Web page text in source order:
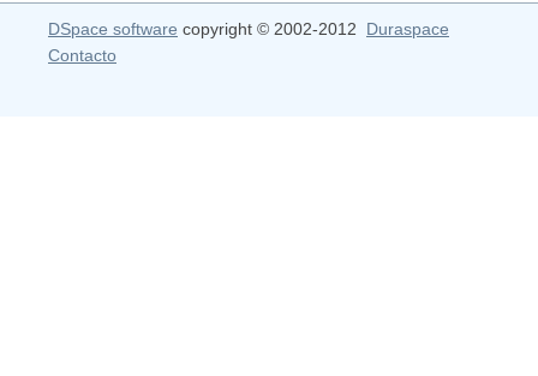
DSpace software copyright © 2002-2012 Duraspace
Contacto